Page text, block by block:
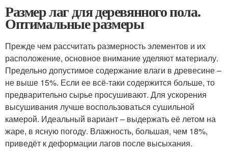
Размер лаг для деревянного пола.
Оптимальные размеры
Прежде чем рассчитать размерность элементов и их
расположение, основное внимание уделяют материалу.
Предельно допустимое содержание влаги в древесине –
не выше 15%. Если ее всё-таки содержится больше, то
предварительно сырье просушивают. Для ускорения
высушивания лучше воспользоваться сушильной
камерой. Идеальный вариант – выдержать её летом на
жаре, в ясную погоду. Влажность, большая, чем 18%,
приведёт к деформации лагов после высыхания.